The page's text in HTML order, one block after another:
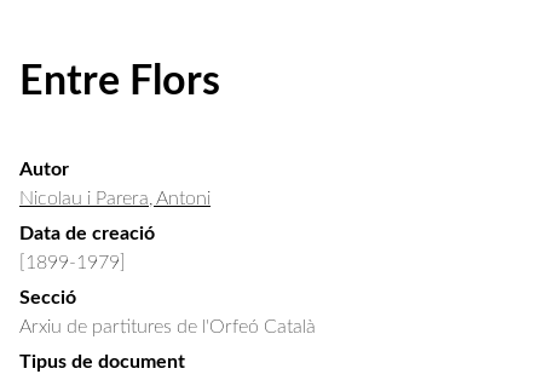
Entre Flors
Autor
Nicolau i Parera, Antoni
Data de creació
[1899-1979]
Secció
Arxiu de partitures de l'Orfeó Català
Tipus de document